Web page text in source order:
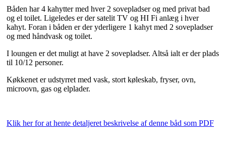
Båden har 4 kahytter med hver 2 sovepladser og med privat bad
og el toilet. Ligeledes er der satelit TV og HI Fi anlæg i hver
kahyt. Foran i båden er der yderligere 1 kahyt med 2 sovepladser
og med håndvask og toilet.
I loungen er det muligt at have 2 sovepladser. Altså ialt er der plads
til 10/12 personer.
Køkkenet er udstyrret med vask, stort køleskab, fryser, ovn,
microovn, gas og elplader.
Klik her for at hente detaljeret beskrivelse af denne båd som PDF